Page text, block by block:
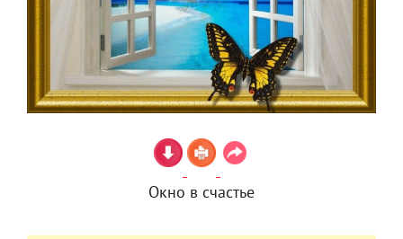
Окно в счастье